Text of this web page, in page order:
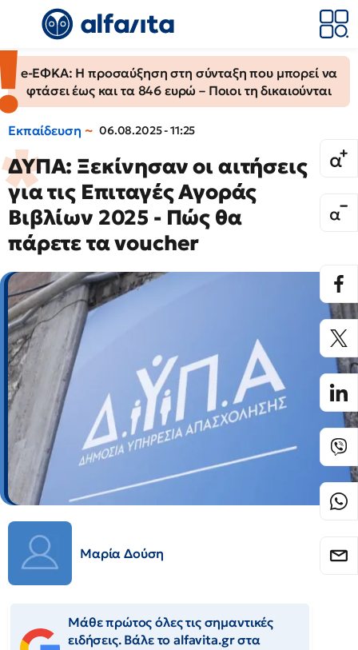
e-ΕΦΚΑ: Η προσαύξηση στη σύνταξη που μπορεί να
φτάσει έως και τα 846 ευρώ – Ποιοι τη δικαιούνται
Εκπαίδευση 06.08.2025 - 11:25
ΔΥΠΑ: Ξεκίνησαν οι αιτήσεις
για τις Επιταγές Αγοράς
Βιβλίων 2025 - Πώς θα
πάρετε τα voucher
Μαρία Δούση
Μάθε πρώτος όλες τις σημαντικές
ειδήσεις. Βάλε το alfavita.gr στα